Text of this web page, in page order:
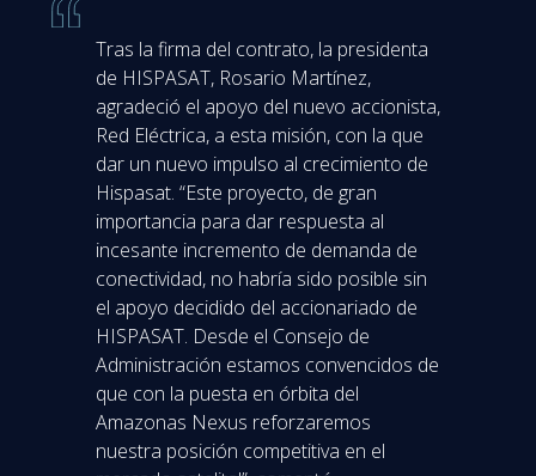
Tras la firma del contrato, la presidenta
de HISPASAT, Rosario Martínez,
agradeció el apoyo del nuevo accionista,
Red Eléctrica, a esta misión, con la que
dar un nuevo impulso al crecimiento de
Hispasat. “Este proyecto, de gran
importancia para dar respuesta al
incesante incremento de demanda de
conectividad, no habría sido posible sin
el apoyo decidido del accionariado de
HISPASAT. Desde el Consejo de
Administración estamos convencidos de
que con la puesta en órbita del
Amazonas Nexus reforzaremos
nuestra posición competitiva en el